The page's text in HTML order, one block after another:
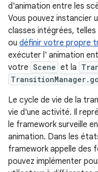
d'animation entre les
Vous pouvez instancier
classes intégrées, telles
ou définir votre propre
exécuter l' animation
votre Scene et la
Le cycle de vie de la
vie d'une activité. Il
le framework surveille
animation. Dans les
framework appelle des
pouvez implémenter